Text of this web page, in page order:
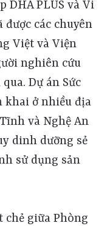
DHA PLUS và Vi
được các chuyên
Việt và Viện
nghiên cứu
Dự án Sức
khai ở nhiều địa
và Nghệ An
dinh dưỡng sẻ
sử dụng sản
chẻ giữa Phòng